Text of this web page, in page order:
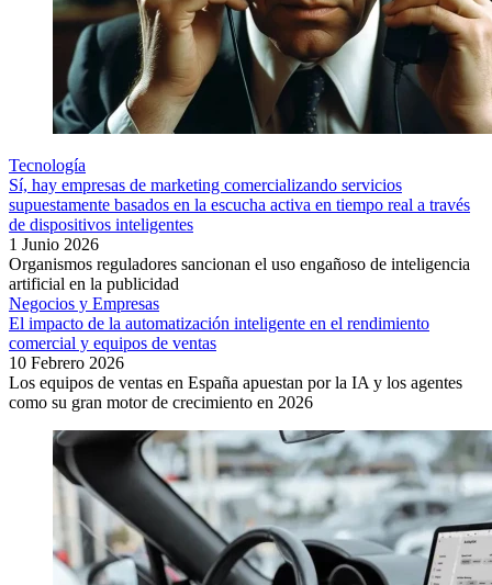
Tecnología
Sí, hay empresas de marketing comercializando servicios
supuestamente basados en la escucha activa en tiempo real a través
de dispositivos inteligentes
1 Junio 2026
Organismos reguladores sancionan el uso engañoso de inteligencia
artificial en la publicidad
Negocios y Empresas
El impacto de la automatización inteligente en el rendimiento
comercial y equipos de ventas
10 Febrero 2026
Los equipos de ventas en España apuestan por la IA y los agentes
como su gran motor de crecimiento en 2026